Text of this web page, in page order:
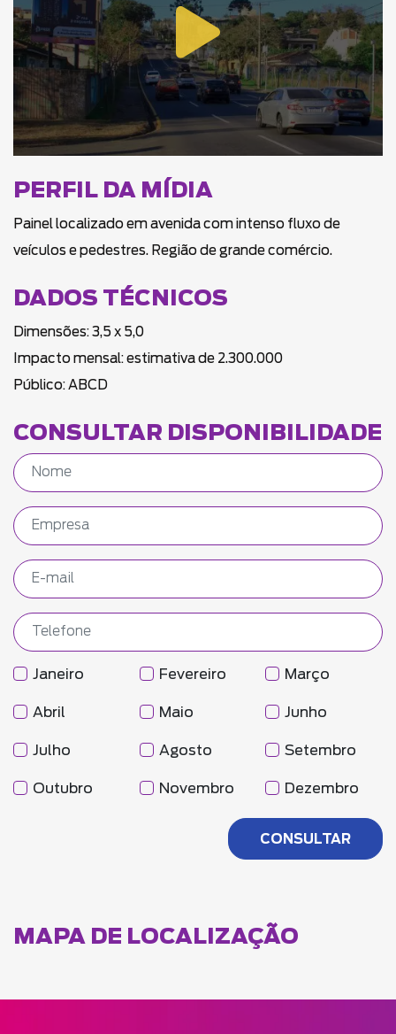
PERFIL DA MÍDIA
Painel localizado em avenida com intenso fluxo de
veículos e pedestres. Região de grande comércio.
DADOS TÉCNICOS
Dimensões: 3,5 x 5,0
Impacto mensal: estimativa de 2.300.000
Público: ABCD
CONSULTAR DISPONIBILIDADE
Janeiro Fevereiro Março
Abril Maio Junho
Julho Agosto Setembro
Outubro Novembro Dezembro
MAPA DE LOCALIZAÇÃO